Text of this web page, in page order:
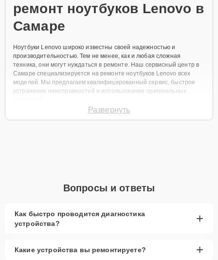
ремонт ноутбуков Lenovo в
Самаре
Ноутбуки Lenovo широко известны своей надежностью и
производительностью. Тем не менее, как и любая сложная
техника, они могут нуждаться в ремонте. Наш сервисный центр в
Самаре специализируется на ремонте ноутбуков Lenovo всех
моделей. Мы предлагаем квалифицированный сервис, быстрое
устранение неисправностей и использование оригинальных
Частые причины
механические повреждения, проблемы с программным
обеспечением, износ аккумулятора и перегрев. Для
использование качественных зарядных устройств и обеспечение
хорошего вентилирования для охлаждения.
Услуги ремонта
Развернуть
Вопросы и ответы
Как быстро проводится диагностика
устройства?
+
Какие устройства вы ремонтируете? +